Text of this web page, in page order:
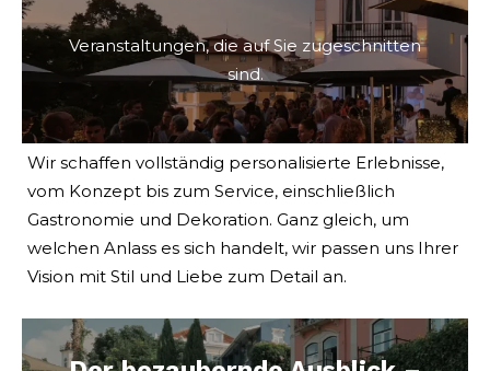
Veranstaltungen, die auf Sie zugeschnitten
sind.
Wir schaffen vollständig personalisierte Erlebnisse,
vom Konzept bis zum Service, einschließlich
Gastronomie und Dekoration. Ganz gleich, um
welchen Anlass es sich handelt, wir passen uns Ihrer
Vision mit Stil und Liebe zum Detail an.